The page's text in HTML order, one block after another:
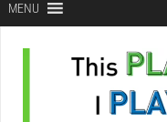
MENU